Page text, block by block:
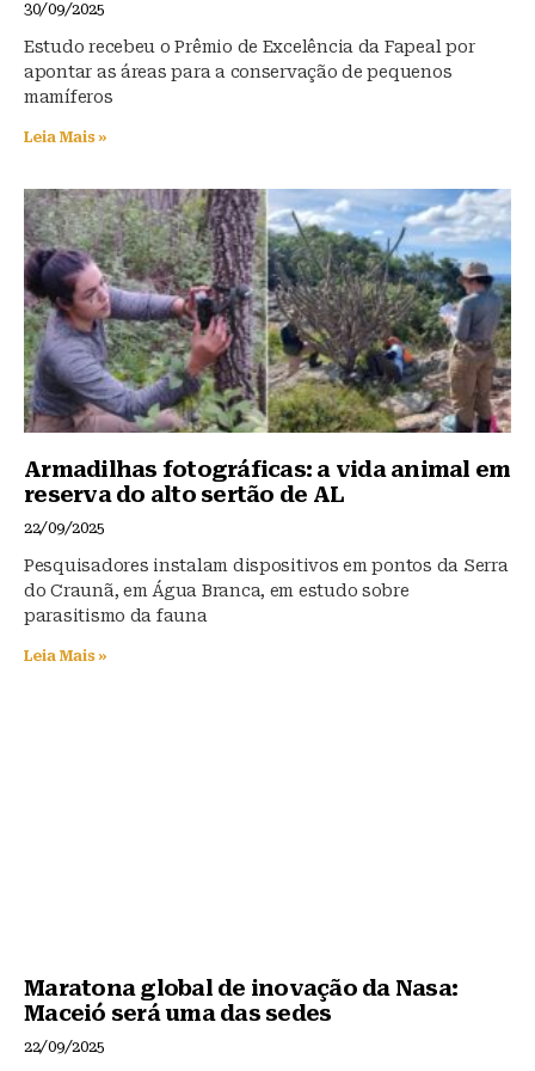
30/09/2025
Estudo recebeu o Prêmio de Excelência da Fapeal por
apontar as áreas para a conservação de pequenos
mamíferos
Leia Mais »
Armadilhas fotográficas: a vida animal em
reserva do alto sertão de AL
22/09/2025
Pesquisadores instalam dispositivos em pontos da Serra
do Craunã, em Água Branca, em estudo sobre
parasitismo da fauna
Leia Mais »
Maratona global de inovação da Nasa:
Maceió será uma das sedes
22/09/2025